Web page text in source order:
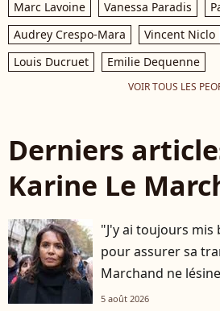
Marc Lavoine Vanessa Paradis
Audrey Crespo-Mara
Vincent Niclo
Louis Ducruet
Emilie Dequenne
VOIR TOUS LES
Derniers
Karine Le
"J'y ai toujours
pour assurer sa
Marchand ne
5 août 2026